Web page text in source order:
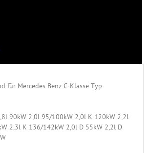
für Mercedes Benz C-Klasse Typ
90kW 2,0l 95/100kW 2,0l K 120kW 2,2l
2,3l K 136/142kW 2,0l D 55kW 2,2l D